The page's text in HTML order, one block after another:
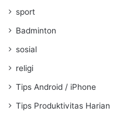
sport
Badminton
sosial
religi
Tips Android / iPhone
Tips Produktivitas Harian